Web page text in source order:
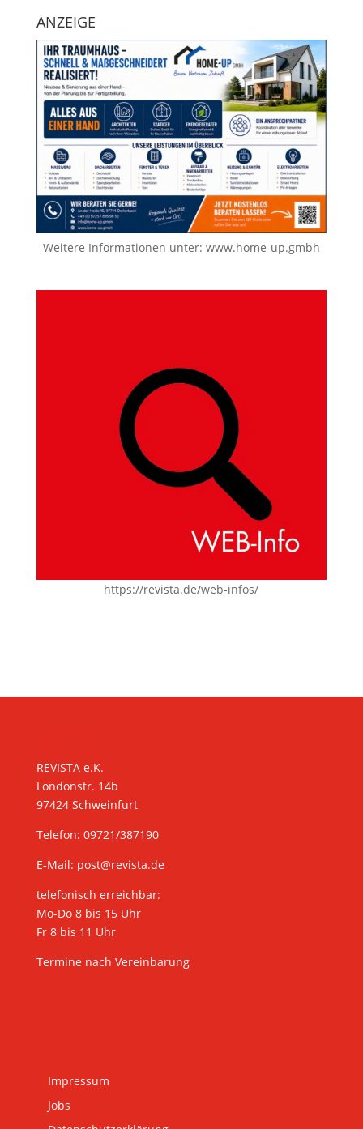
ANZEIGE
Weitere Informationen unter: www.home-up.gmbh
https://revista.de/web-infos/
REVISTA e.K.
Londonstr. 14b
97424 Schweinfurt
Telefon: 09721/387190
E-Mail: post@revista.de
telefonisch erreichbar:
Mo-Do 8 bis 15 Uhr
Fr 8 bis 11 Uhr
Termine nach Vereinbarung
Impressum
Jobs